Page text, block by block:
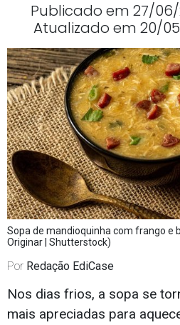
Publicado em 27/06/
Atualizado em 20/
Sopa de mandioquinha com frango e
Originar | Shutterstock)
Por Redação EdiCase
Nos dias frios, a sopa se
mais apreciadas para